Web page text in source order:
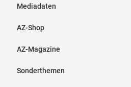
Mediadaten
AZ-Shop
AZ-Magazine
Sonderthemen